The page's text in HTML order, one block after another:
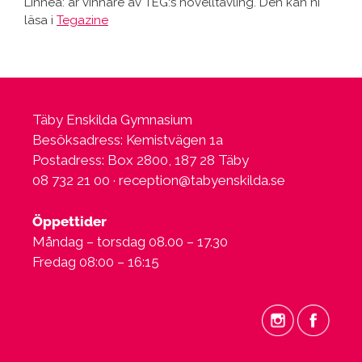
läsa i Tegazine
Täby Enskilda Gymnasium
Besöksadress: Kemistvägen 1a
Postadress: Box 2800, 187 28 Täby
08 732 21 00 · reception@tabyenskilda.se
Öppettider
Måndag – torsdag 08.00 – 17.30
Fredag 08:00 – 16:15